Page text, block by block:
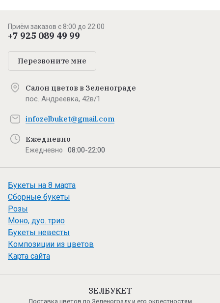
Приём заказов с 8:00 до 22:00
+7 925 089 49 99
Перезвоните мне
Салон цветов в Зеленограде
пос. Андреевка, 42в/1
infozelbuket@gmail.com
Ежедневно
Ежедневно 08:00-22:00
Букеты на 8 марта
Сборные букеты
Розы
Моно, дуо. трио
Букеты невесты
Композиции из цветов
Карта сайта
ЗЕЛБУКЕТ
Доставка цветов по Зеленограду и его окрестностям